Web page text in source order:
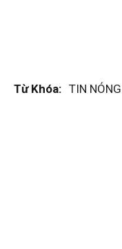
Từ Khóa: TIN NÓNG